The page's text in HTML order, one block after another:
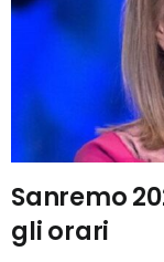
Sanremo
gli orari